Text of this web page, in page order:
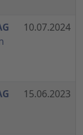
10.07.2024
15.06.2023